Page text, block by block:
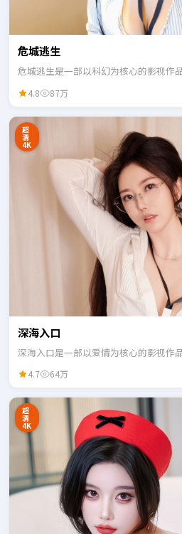
危城逃生
危城逃生是一部以科幻为核心的影视作
4.8 87万
超
清
4K
深海入口
深海入口是一部以爱情为核心的影视作
4.7 64万
超
清
4K